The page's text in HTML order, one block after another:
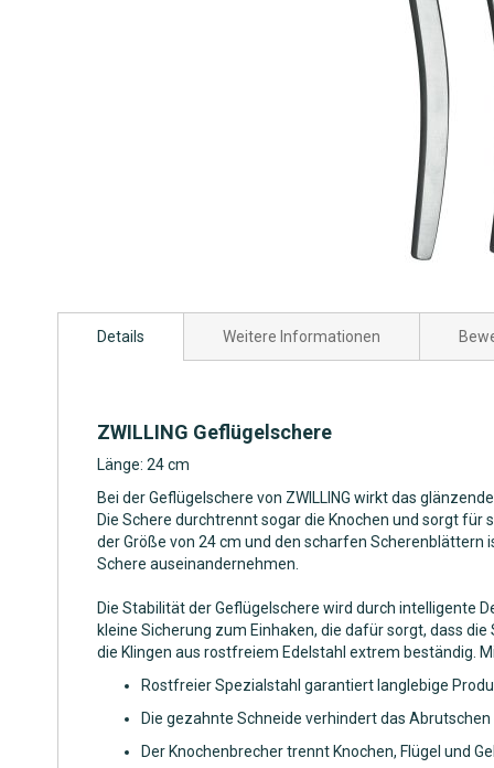
Anfang
Details
ZWILLING Geflügelschere
Länge: 24 cm
Bei der Geflügelschere von ZWILLING wirkt das
Die Schere durchtrennt sogar die Knochen und sorgt
der Größe von 24 cm und den scharfen Scherenblättern
Schere auseinandernehmen.
Die Stabilität der Geflügelschere wird durch intelligente
kleine Sicherung zum Einhaken, die dafür sorgt, dass
die Klingen aus rostfreiem Edelstahl extrem beständig.
Rostfreier Spezialstahl garantiert langlebige
Die gezahnte Schneide verhindert das
Der Knochenbrecher trennt Knochen, Flügel und
Weitere Informationen